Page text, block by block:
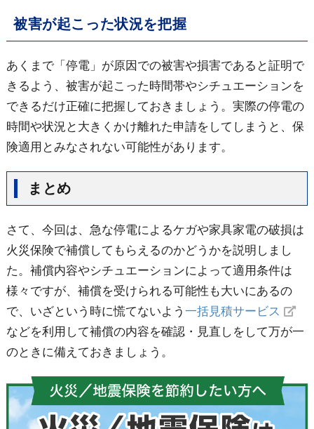
被害が起こった状況を把握
あくまで「停電」が原因での被害や損害であると証明で
きるよう、被害が起こった時間帯やシチュエーションを
できるだけ正確に把握しておきましょう。実際の停電の
時間や状況と大きくかけ離れた申請をしてしまうと、保
険適用とみなされない可能性があります。
まとめ
さて、今回は、急な停電によるケガや家具家電の破損は
火災保険で補償してもらえるのかどうかを説明しまし
た。補償内容やシチュエーションによって適用条件は
様々ですが、補償を受けられる可能性も大いにあるの
で、いざという時に慌てないよう 一括見積サービス
などを利用して補償の内容を確認・見直しをして万が一
のときに備えておきましょう。